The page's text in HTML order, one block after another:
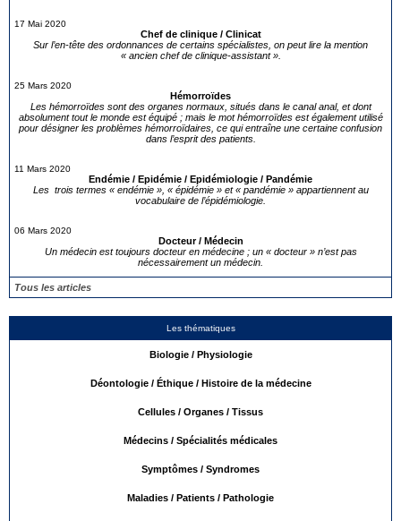
17 Mai 2020
Chef de clinique / Clinicat
Sur l’en-tête des ordonnances de certains spécialistes, on peut lire la mention
« ancien chef de clinique-assistant ».
25 Mars 2020
Hémorroïdes
Les hémorroïdes sont des organes normaux, situés dans le canal anal, et dont
absolument tout le monde est équipé ; mais le mot hémorroïdes est également utilisé
pour désigner les problèmes hémorroïdaires, ce qui entraîne une certaine confusion
dans l’esprit des patients.
11 Mars 2020
Endémie / Epidémie / Epidémiologie / Pandémie
Les trois termes « endémie », « épidémie » et « pandémie » appartiennent au
vocabulaire de l’épidémiologie.
06 Mars 2020
Docteur / Médecin
Un médecin est toujours docteur en médecine ; un « docteur » n’est pas
nécessairement un médecin.
Tous les articles
Les thématiques
Biologie / Physiologie
Déontologie / Éthique / Histoire de la médecine
Cellules / Organes / Tissus
Médecins / Spécialités médicales
Symptômes / Syndromes
Maladies / Patients / Pathologie